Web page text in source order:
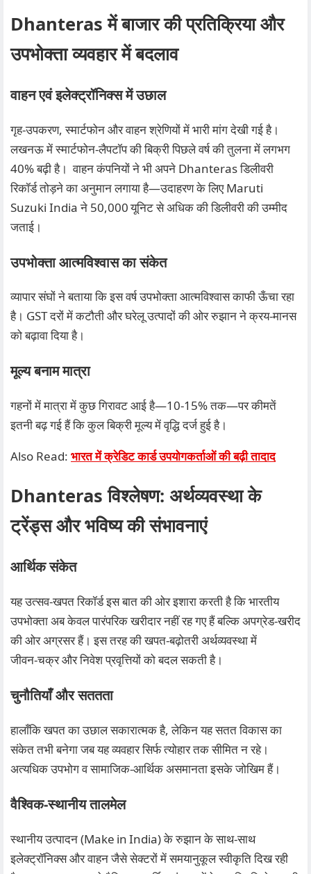
Dhanteras में बाजार की प्रतिक्रिया और
उपभोक्ता व्यवहार में बदलाव
वाहन एवं इलेक्ट्रॉनिक्स में उछाल
गृह‑उपकरण, स्मार्टफोन और वाहन श्रेणियों में भारी मांग देखी गई है।
लखनऊ में स्मार्टफोन‑लैपटॉप की बिक्री पिछले वर्ष की तुलना में लगभग
40% बढ़ी है। वाहन कंपनियों ने भी अपने Dhanteras डिलीवरी
रिकॉर्ड तोड़ने का अनुमान लगाया है—उदाहरण के लिए Maruti
Suzuki India ने 50,000 यूनिट से अधिक की डिलीवरी की उम्मीद
जताई।
उपभोक्ता आत्मविश्वास का संकेत
व्यापार संघों ने बताया कि इस वर्ष उपभोक्ता आत्मविश्वास काफी ऊँचा रहा
है। GST दरों में कटौती और घरेलू उत्पादों की ओर रुझान ने क्रय‑मानस
को बढ़ावा दिया है।
मूल्य बनाम मात्रा
गहनों में मात्रा में कुछ गिरावट आई है—10‑15% तक—पर कीमतें
इतनी बढ़ गई हैं कि कुल बिक्री मूल्य में वृद्धि दर्ज हुई है।
Also Read: भारत में क्रेडिट कार्ड उपयोगकर्ताओं की बढ़ी तादाद
Dhanteras विश्लेषण: अर्थव्यवस्था के
ट्रेंड्स और भविष्य की संभावनाएं
आर्थिक संकेत
यह उत्सव‑खपत रिकॉर्ड इस बात की ओर इशारा करती है कि भारतीय
उपभोक्ता अब केवल पारंपरिक खरीदार नहीं रह गए हैं बल्कि अपग्रेड‑खरीद
की ओर अग्रसर हैं। इस तरह की खपत‑बढ़ोतरी अर्थव्यवस्था में
जीवन‑चक्र और निवेश प्रवृत्तियों को बदल सकती है।
चुनौतियाँ और सततता
हालाँकि खपत का उछाल सकारात्मक है, लेकिन यह सतत विकास का
संकेत तभी बनेगा जब यह व्यवहार सिर्फ त्योहार तक सीमित न रहे।
अत्यधिक उपभोग व सामाजिक‑आर्थिक असमानता इसके जोखिम हैं।
वैश्विक‑स्थानीय तालमेल
स्थानीय उत्पादन (Make in India) के रुझान के साथ-साथ
इलेक्ट्रॉनिक्स और वाहन जैसे सेक्टरों में समयानुकूल स्वीकृति दिख रही